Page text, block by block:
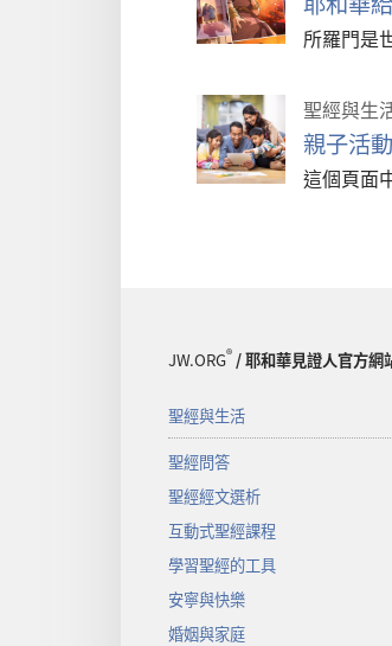
所羅門是
聖經與生
親子活動
這個頁面
JW.ORG®/ 耶和華見證人官方網
聖經與生活
聖經問答
聖經經文選析
互動式聖經課程
學習聖經的工具
安寧與快樂
婚姻與家庭